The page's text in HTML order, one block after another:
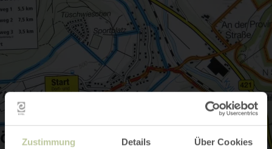
Zustimmung Details Über Cookies